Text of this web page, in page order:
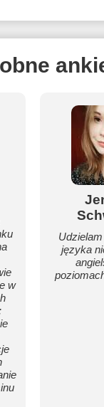
w
języka